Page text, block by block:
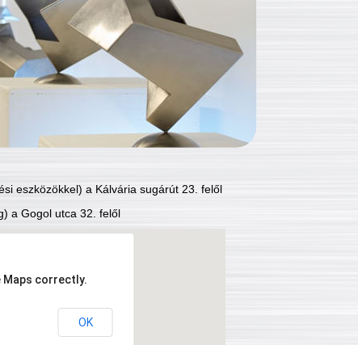
eszközökkel) a Kálvária sugárút 23. felől
a Gogol utca 32. felől
Maps correctly.
OK